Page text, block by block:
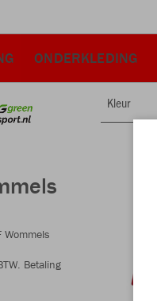
ONDERKLEDING
Betaling
Kleur